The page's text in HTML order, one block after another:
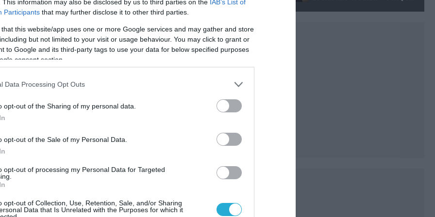
This information may also be disclosed by us to third parties on the IAB’s List of
Participants that may further disclose it to other third parties.
that this website/app uses one or more Google services and may gather and store
but not limited to your visit or usage behaviour. You may click to grant or
to Google and its third-party tags to use your data for below specified purposes
consent section.
Data Processing Opt Outs
opt-out of the Sharing of my personal data.
opt-out of the Sale of my Personal Data.
opt-out of processing my Personal Data for Targeted
opt-out of Collection, Use, Retention, Sale, and/or Sharing
Data that Is Unrelated with the Purposes for which it
defencenet.gr
ΑΡΘΡΟ